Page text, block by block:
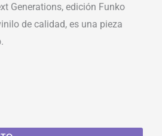
Generations, edición Funko
de calidad, es una pieza